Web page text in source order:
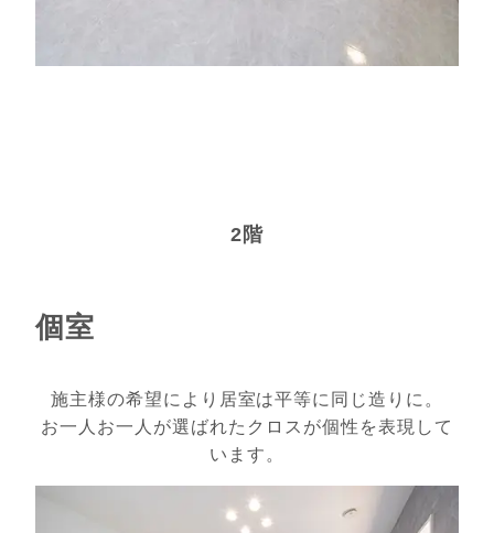
2階
個室
施主様の希望により居室は平等に同じ造りに。
お一人お一人が選ばれたクロスが個性を表現して
います。